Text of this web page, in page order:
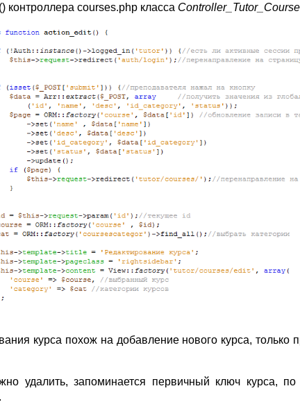
контроллера courses.php класса
курса похож на добавление нового курса, только
удалить, запоминается первичный ключ курса,